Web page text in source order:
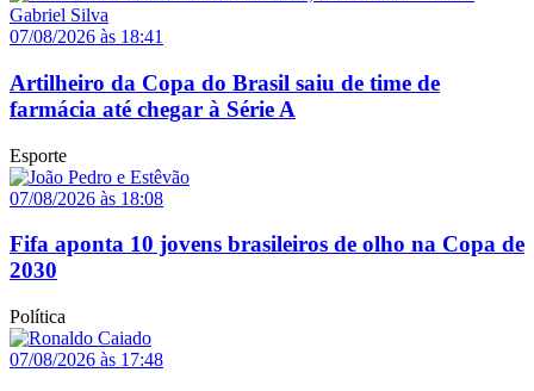
07/08/2026 às 18:41
Artilheiro da Copa do Brasil saiu de time de
farmácia até chegar à Série A
Esporte
07/08/2026 às 18:08
Fifa aponta 10 jovens brasileiros de olho na Copa de
2030
Política
07/08/2026 às 17:48